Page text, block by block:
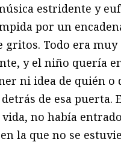
estridente y
por un
gritos. Todo era muy
y el niño quería
ni idea de quién o
de esa puerta.
vida, no había
la que no se